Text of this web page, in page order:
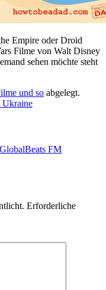
Empire oder Droid
Filme von Walt Disney
sehen möchte steht
und so abgelegt.
FM
Erforderliche